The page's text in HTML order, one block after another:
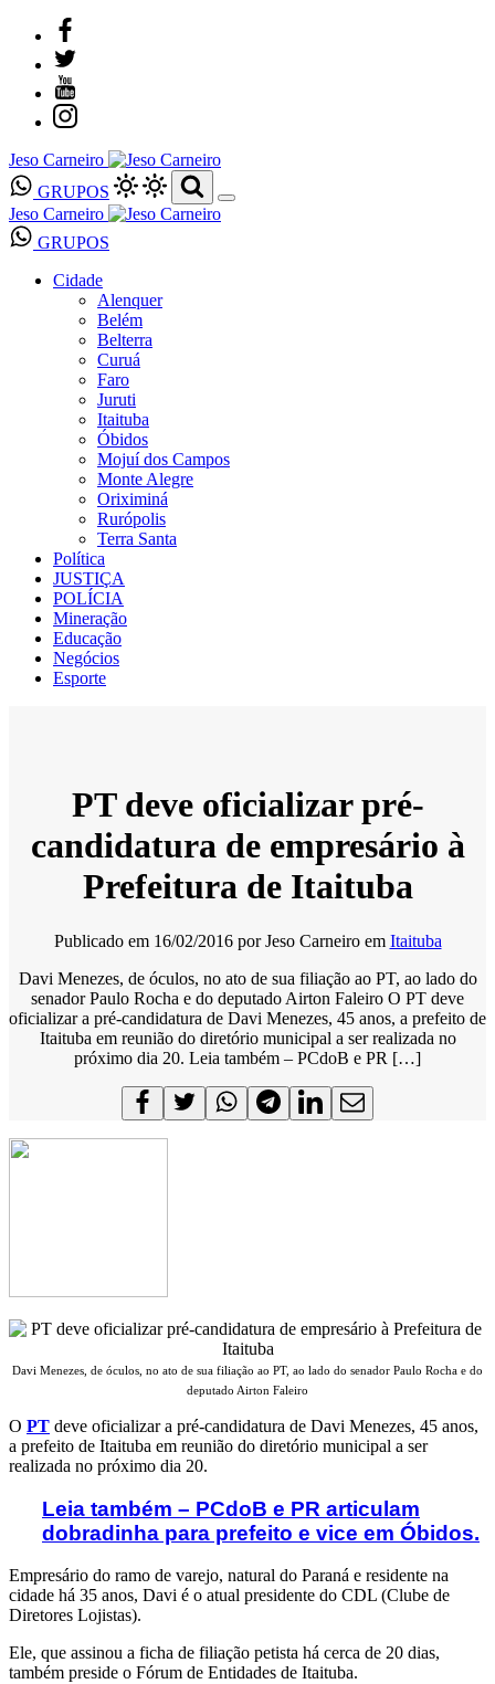
Jeso Carneiro
GRUPOS
Jeso Carneiro
GRUPOS
Cidade
Alenquer
Belém
Belterra
Curuá
Faro
Juruti
Itaituba
Óbidos
Mojuí dos Campos
Monte Alegre
Oriximiná
Rurópolis
Terra Santa
Política
JUSTIÇA
POLÍCIA
Mineração
Educação
Negócios
Esporte
PT deve oficializar pré-
candidatura de empresário à
Prefeitura de Itaituba
Publicado em 16/02/2016 porJeso Carneiro em Itaituba
Davi Menezes, de óculos, no ato de sua filiação ao PT, ao lado do
senador Paulo Rocha e do deputado Airton Faleiro O PT deve
oficializar a pré-candidatura de Davi Menezes, 45 anos, a prefeito de
Itaituba em reunião do diretório municipal a ser realizada no
próximo dia 20. Leia também – PCdoB e PR […]
Davi Menezes, de óculos, no ato de sua filiação ao PT, ao lado do senador Paulo Rocha e do
deputado Airton Faleiro
O PT deve oficializar a pré-candidatura de Davi Menezes, 45 anos,
a prefeito de Itaituba em reunião do diretório municipal a ser
realizada no próximo dia 20.
Leia também – PCdoB e PR articulam
dobradinha para prefeito e vice em Óbidos.
Empresário do ramo de varejo, natural do Paraná e residente na
cidade há 35 anos, Davi é o atual presidente do CDL (Clube de
Diretores Lojistas).
Ele, que assinou a ficha de filiação petista há cerca de 20 dias,
também preside o Fórum de Entidades de Itaituba.